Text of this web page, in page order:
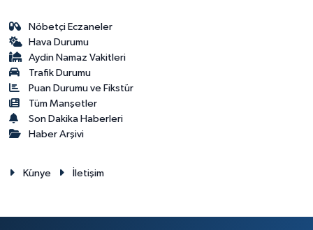
Nöbetçi Eczaneler
Hava Durumu
Aydin Namaz Vakitleri
Trafik Durumu
Puan Durumu ve Fikstür
Tüm Manşetler
Son Dakika Haberleri
Haber Arşivi
Künye İletişim